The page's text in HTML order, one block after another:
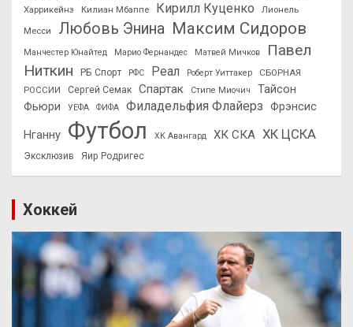
Харрикейнз
Килиан Мбаппе Кирилл Куценко
Лионель
Месси
Любовь Энина Максим Сидоров
Манчестер Юнайтед Марио Фернандес Матвей Мичков
Павел
Ниткин
РБ Спорт РФС Реал Роберт Уиттакер
СБОРНАЯ
РОССИИ
Сергей Семак Спартак Стипе Миочич
Тайсон
Фьюри
УЕФА ФИФА Филадельфия Флайерз Фрэнсис
Нганну Футбол ХК Авангард ХК СКА ХК ЦСКА
Эксклюзив Яир Родригес
Хоккей